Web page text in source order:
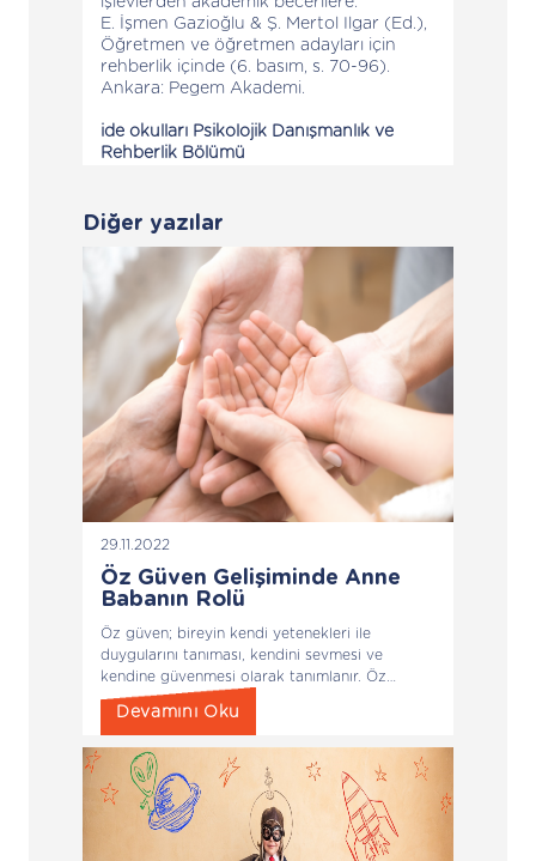
E. İşmen Gazioğlu & Ş. Mertol Ilgar (Ed.),
Öğretmen ve öğretmen adayları için
rehberlik içinde (6. basım, s. 70-96).
Ankara: Pegem Akademi.
ide okulları Psikolojik Danışmanlık ve
Rehberlik Bölümü
Diğer yazılar
29.11.2022
Öz Güven Gelişiminde Anne
Babanın Rolü
Öz güven; bireyin kendi yetenekleri ile
duygularını tanıması, kendini sevmesi ve
kendine güvenmesi olarak tanımlanır. Öz
güven; iç öz güven ve dış öz güven olmak
üzere ikiye ayrılır.
Devamını Oku